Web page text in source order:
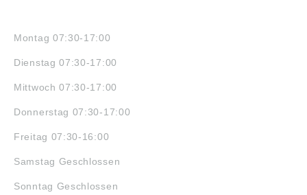
Montag 07:30-17:00
Dienstag 07:30-17:00
Mittwoch 07:30-17:00
Donnerstag 07:30-17:00
Freitag 07:30-16:00
Samstag Geschlossen
Sonntag Geschlossen